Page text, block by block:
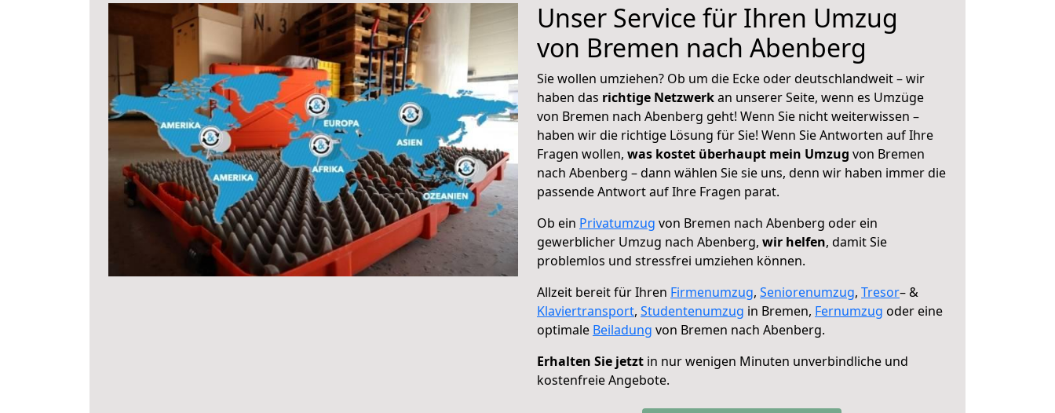
Unser Service für Ihren Umzug
von Bremen nach Abenberg
Sie wollen umziehen? Ob um die Ecke oder deutschlandweit – wir
haben das richtige Netzwerkan unserer Seite, wenn es Umzüge
von Bremen nach Abenberg geht! Wenn Sie nicht weiterwissen –
haben wir die richtige Lösung für Sie! Wenn Sie Antworten auf Ihre
Fragen wollen, was kostet überhaupt mein Umzug von Bremen
nach Abenberg – dann wählen Sie sie uns, denn wir haben immer die
passende Antwort auf Ihre Fragen parat.
Ob ein Privatumzug von Bremen nach Abenberg oder ein
gewerblicher Umzug nach Abenberg, wir helfen, damit Sie
problemlos und stressfrei umziehen können.
Allzeit bereit für Ihren Firmenumzug, Seniorenumzug, Tresor– &
Klaviertransport, Studentenumzug in Bremen, Fernumzug oder eine
optimale Beiladung von Bremen nach Abenberg.
Erhalten Sie jetzt in nur wenigen Minuten unverbindliche und
kostenfreie Angebote.